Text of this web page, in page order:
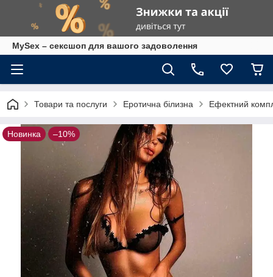
MySex – сексшоп для вашого задоволення
Товари та послуги Еротична білизна Ефектний
Новинка –10%